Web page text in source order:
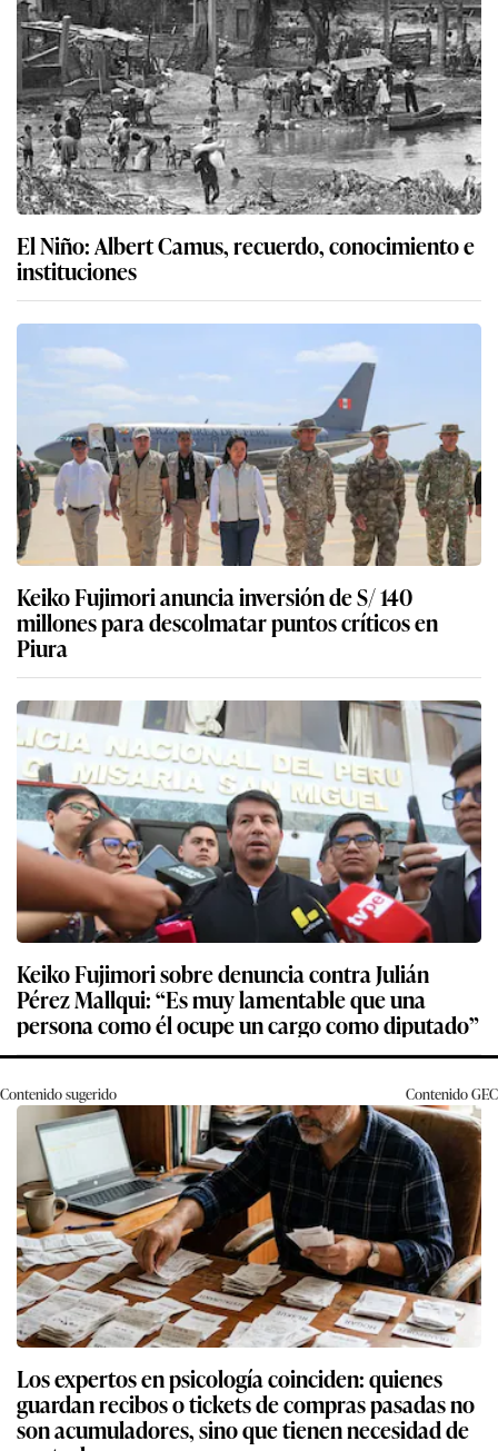
El Niño: Albert Camus, recuerdo, conocimiento e
instituciones
Keiko Fujimori anuncia inversión de S/ 140
millones para descolmatar puntos críticos en
Piura
Keiko Fujimori sobre denuncia contra Julián
Pérez Mallqui: “Es muy lamentable que una
persona como él ocupe un cargo como diputado”
Contenido sugerido ContenidoGEC
Los expertos en psicología coinciden: quienes
guardan recibos o tickets de compras pasadas no
son acumuladores, sino que tienen necesidad de